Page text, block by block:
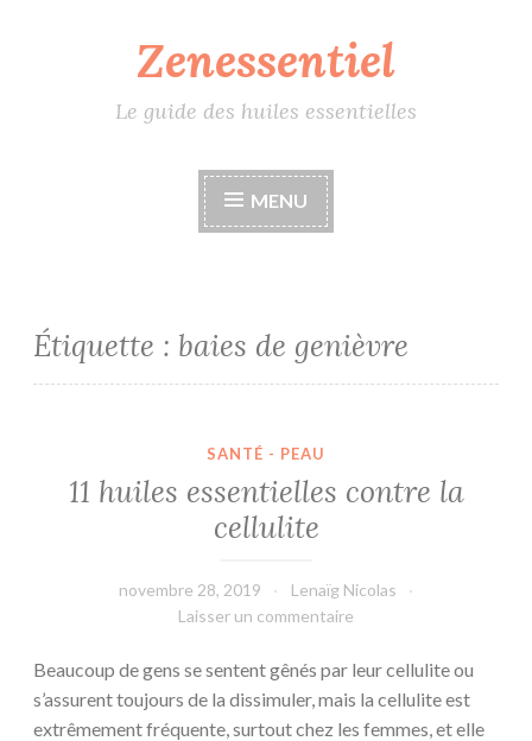
Zenessentiel
Le guide des huiles essentielles
MENU
Étiquette : baies de genièvre
SANTÉ - PEAU
11 huiles essentielles contre la
cellulite
novembre 28, 2019
Lenaïg Nicolas
Laisser un commentaire
Beaucoup de gens se sentent gênés par leur cellulite ou
s’assurent toujours de la dissimuler, mais la cellulite est
extrêmement fréquente, surtout chez les femmes, et elle